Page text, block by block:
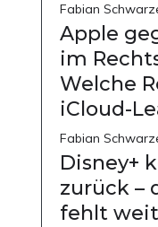
Fabian
Apple
im
Welche
iCloud-
Fabian
Disney+
zurück –
fehlt